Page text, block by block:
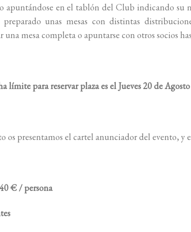
apuntándose en el tablón del Club indicando su
preparado unas mesas con distintas
una mesa completa o apuntarse con otros socios
límite para reservar plaza es el Jueves 20 de
os presentamos el cartel anunciador del evento, y
€ / persona